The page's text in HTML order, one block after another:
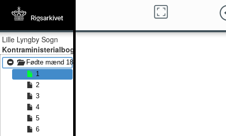
Lille Lyngby Sogn
Kontraministerialbog
Fødte mænd 1873 - Fødte mænd 1891
1
2
3
4
5
6